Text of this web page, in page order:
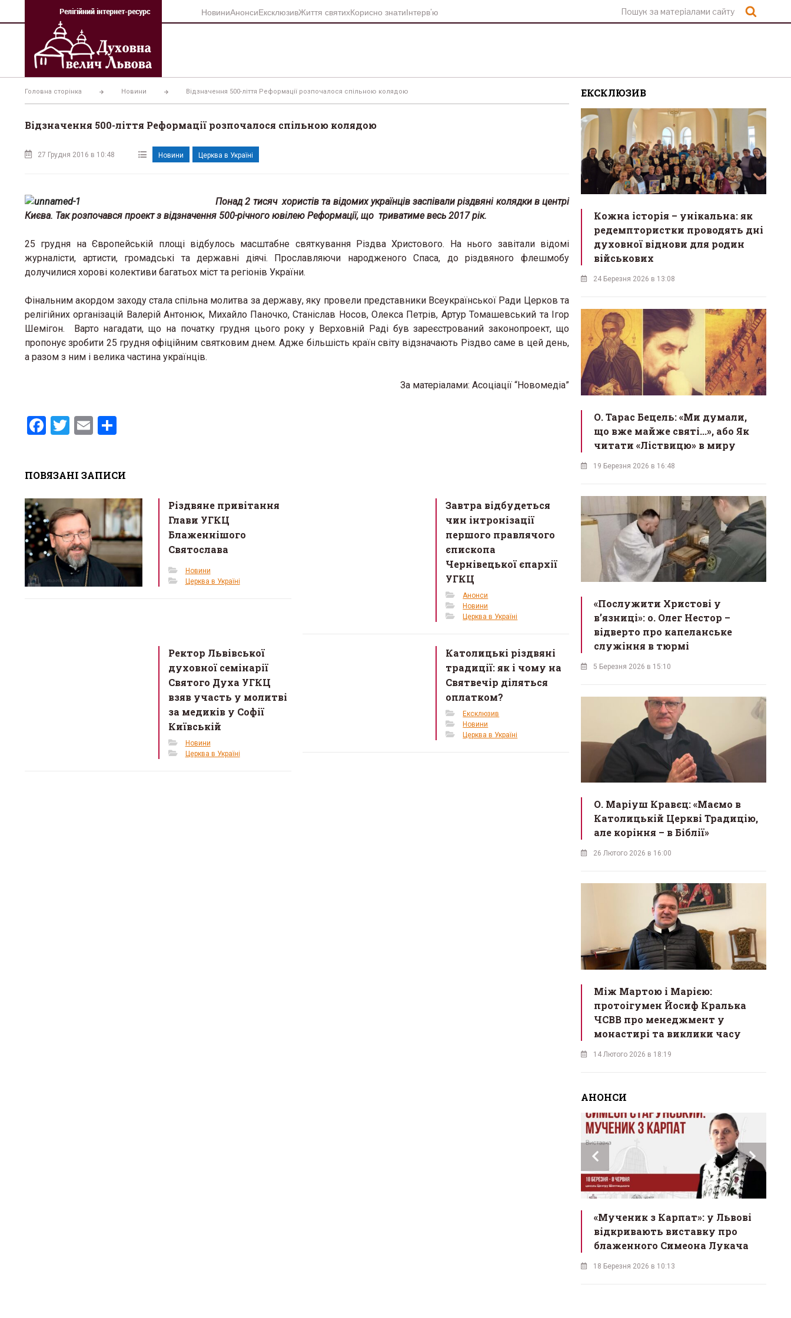
вмісту
НовиниАнонсиЕксклюзивЖиття святихКорисно знатиІнтерв’ю
Головна сторінка Новини Відзначення 500-ліття Реформації розпочалося спільною колядою
Відзначення 500-ліття Реформації розпочалося спільною колядою
27 Грудня 2016 в 10:48 Новини Церква в Україні
Понад 2 тисяч хористів та відомих українців заспівали різдвяні колядки в центрі
Києва. Так розпочався проект з відзначення 500-річного ювілею Реформації, що триватиме весь 2017 рік.
25 грудня на Європейській площі відбулось масштабне святкування Різдва Христового. На нього завітали відомі
журналісти, артисти, громадські та державні діячі. Прославляючи народженого Спаса, до різдвяного флешмобу
долучилися хорові колективи багатьох міст та регіонів України.
Фінальним акордом заходу стала спільна молитва за державу, яку провели представники Всеукраїнської Ради Церков та
релігійних організацій Валерій Антонюк, Михайло Паночко, Станіслав Носов, Олекса Петрів, Артур Томашевський та Ігор
Шемігон. Варто нагадати, що на початку грудня цього року у Верховній Раді був зареєстрований законопроект, що
пропонує зробити 25 грудня офіційним святковим днем. Адже більшість країн світу відзначають Різдво саме в цей день,
а разом з ним і велика частина українців.
За матеріалами: Асоціації “Новомедіа”
F
b
o
o
k
T
er
E
e
ПОВЯЗАНІ ЗАПИСИ
Різдвяне привітання
Глави УГКЦ
Блаженнішого
Святослава
Новини
Церква в Україні
Завтра відбудеться
чин інтронізації
першого правлячого
єпископа
Чернівецької єпархії
УГКЦ
Анонси
Новини
Церква в Україні
Ректор Львівської
духовної семінарії
Святого Духа УГКЦ
взяв участь у молитві
за медиків у Софії
Київській
Новини
Церква в Україні
Католицькі різдвяні
традиції: як і чому на
Святвечір діляться
оплатком?
Ексклюзив
Новини
Церква в Україні
ЕКСКЛЮЗИВ
Кожна історія – унікальна: як
редемптористки проводять дні
духовної віднови для родин
військових
24 Березня 2026 в 13:08
О. Тарас Бецель: «Ми думали,
що вже майже святі...», або Як
читати «Ліствицю» в миру
19 Березня 2026 в 16:48
«Послужити Христові у
вʼязниці»: о. Олег Нестор –
відверто про капеланське
служіння в тюрмі
5 Березня 2026 в 15:10
О. Маріуш Кравєц: «Маємо в
Католицькій Церкві Традицію,
але коріння – в Біблії»
26 Лютого 2026 в 16:00
Між Мартою і Марією:
протоігумен Йосиф Кралька
ЧСВВ про менеджмент у
монастирі та виклики часу
14 Лютого 2026 в 18:19
АНОНСИ
«Мученик з Карпат»: у Львові
відкривають виставку про
блаженного Симеона Лукача
18 Березня 2026 в 10:13